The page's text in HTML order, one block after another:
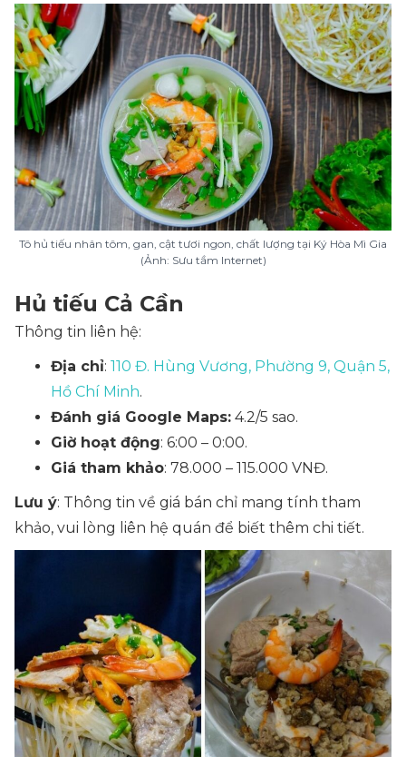
Tô hủ tiếu nhân tôm, gan, cật tươi ngon, chất lượng tại Ký Hòa Mì Gia
(Ảnh: Sưu tầm Internet)
Hủ tiếu Cả Cần
Thông tin liên hệ:
Địa chỉ: 110 Đ. Hùng Vương, Phường 9, Quận 5,
Hồ Chí Minh.
Đánh giá Google Maps: 4.2/5 sao.
Giờ hoạt động: 6:00 – 0:00.
Giá tham khảo: 78.000 – 115.000 VNĐ.
Lưu ý: Thông tin về giá bán chỉ mang tính tham
khảo, vui lòng liên hệ quán để biết thêm chi tiết.